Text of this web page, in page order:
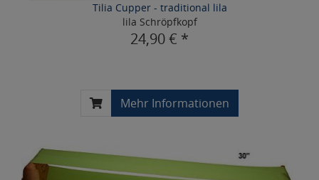
Tilia Cupper - traditional lila
lila Schröpfkopf
24,90 € *
Mehr Informationen